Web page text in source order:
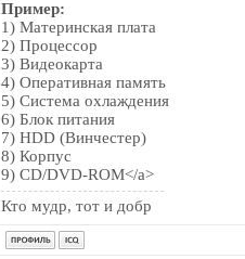
Пример:
1) Материнская плата
2) Процессор
3) Видеокарта
4) Оперативная память
5) Система охлаждения
6) Блок питания
7) HDD (Винчестер)
8) Корпус
9) CD/DVD-ROM</a>
Кто мудр, тот и добр